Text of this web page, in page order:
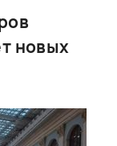
новых